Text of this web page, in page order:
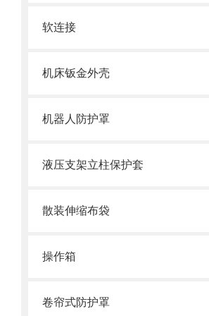
软连接
机床钣金外壳
机器人防护罩
液压支架立柱保护套
散装伸缩布袋
操作箱
卷帘式防护罩